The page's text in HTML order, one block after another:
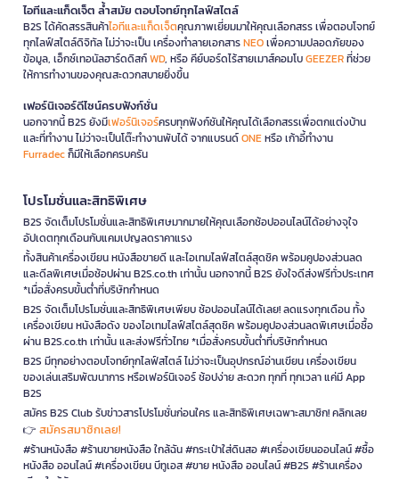
ไอทีและแก็ดเจ็ต ล้ำสมัย ตอบโจทย์ทุกไลฟ์สไตล์
B2S ได้คัดสรรสินค้าไอทีและแก็ดเจ็ตคุณภาพเยี่ยมมาให้คุณเลือกสรร เพื่อตอบโจทย์
ทุกไลฟ์สไตล์ดิจิทัล ไม่ว่าจะเป็น เครื่องทำลายเอกสารNEOเพื่อความปลอดภัยของ
ข้อมูล, เอ็กซ์เทอนัลฮาร์ดดิสก์WD, หรือ คีย์บอร์ดไร้สายเมาส์คอมโบGEEZERที่ช่วย
ให้การทำงานของคุณสะดวกสบายยิ่งขึ้น
เฟอร์นิเจอร์ดีไซน์ครบฟังก์ชั่น
นอกจากนี้ B2S ยังมีเฟอร์นิเจอร์ครบทุกฟังก์ชันให้คุณได้เลือกสรรเพื่อตกแต่งบ้าน
และที่ทำงาน ไม่ว่าจะเป็นโต๊ะทำงานพับได้ จากแบรนด์ONEหรือ เก้าอี้ทำงาน
Furradecก็มีให้เลือกครบครัน
โปรโมชั่นและสิทธิพิเศษ
B2S จัดเต็มโปรโมชั่นและสิทธิพิเศษมากมายให้คุณเลือกช้อปออนไลน์ได้อย่างจุใจ
อัปเดตทุกเดือนกับแคมเปญลดราคาแรง
ทั้งสินค้าเครื่องเขียน หนังสือขายดี และไอเทมไลฟ์สไตล์สุดชิค พร้อมคูปองส่วนลด
และดีลพิเศษเมื่อช้อปผ่าน B2S.co.th เท่านั้น นอกจากนี้ B2S ยังใจดีส่งฟรีทั่วประเทศ
*เมื่อสั่งครบขั้นต่ำที่บริษัทกำหนด
B2S จัดเต็มโปรโมชั่นและสิทธิพิเศษเพียบ ช้อปออนไลน์ได้เลย! ลดแรงทุกเดือน ทั้ง
เครื่องเขียน หนังสือดัง ของไอเทมไลฟ์สไตล์สุดชิค พร้อมคูปองส่วนลดพิเศษเมื่อซื้อ
ผ่าน B2S.co.th เท่านั้น และส่งฟรีทั่วไทย *เมื่อสั่งครบขั้นต่ำที่บริษัทกำหนด
B2S มีทุกอย่างตอบโจทย์ทุกไลฟ์สไตล์ ไม่ว่าจะเป็นอุปกรณ์อ่านเขียน เครื่องเขียน
ของเล่นเสริมพัฒนาการ หรือเฟอร์นิเจอร์ ช้อปง่าย สะดวก ทุกที่ ทุกเวลา แค่มี App
B2S
สมัคร B2S Club รับข่าวสารโปรโมชั่นก่อนใคร และสิทธิพิเศษเฉพาะสมาชิก! คลิกเลย
👉 สมัครสมาชิกเลย!
#ร้านหนังสือ #ร้านขายหนังสือ ใกล้ฉัน #กระเป๋าใส่ดินสอ #เครื่องเขียนออนไลน์ #ซื้อ
หนังสือ ออนไลน์ #เครื่องเขียน บีทูเอส #ขาย หนังสือ ออนไลน์ #B2S #ร้านเครื่อง